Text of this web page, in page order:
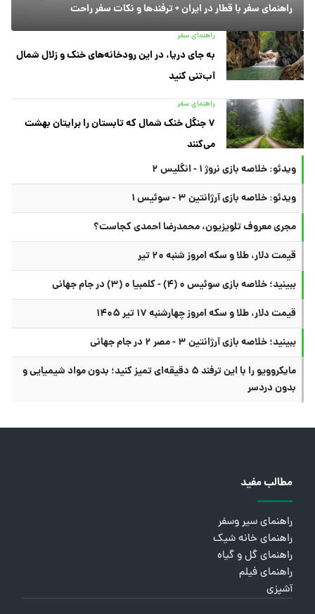
راهنمای سفر با قطار در ایران + ترفندها و نکات سفر راحت
راهنمای سفر
به جای دریا، در این رودخانه‌های خنک و زلال شمال
آب‌تنی کنید
راهنمای سفر
۷ جنگل خنک شمال که تابستان را برایتان بهشت
می‌کنند
ویدئو: خلاصه بازی نروژ ۱ - انگلیس ۲
ویدئو: خلاصه بازی آرژانتین ۳ - سوئیس ۱
مجری معروف تلویزیون، محمدرضا احمدی کجاست؟
قیمت دلار، طلا و سکه امروز شنبه ۲۰ تیر
ببینید؛ خلاصه بازی سوئیس ۰ (۴) - کلمبیا ۰ (۳) در جام جهانی
قیمت دلار، طلا و سکه امروز چهارشنبه ۱۷ تیر ۱۴۰۵
ببینید؛ خلاصه بازی آرژانتین ۳ - مصر ۲ در جام جهانی
مایکروویو را با این ترفند ۵ دقیقه‌ای تمیز کنید؛ بدون مواد شیمیایی و
بدون دردسر
مطالب مفید
راهنمای سیر وسفر
راهنمای خانه شیک
راهنمای گل و گیاه
راهنمای فیلم
آشپزی